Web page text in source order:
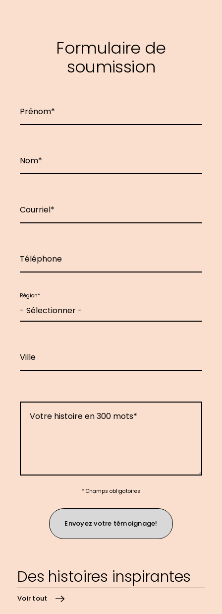
Formulaire de
soumission
Champs obligatoires
Prénom
Nom
Courriel
Téléphone
Région
Ville
Votre histoire en 300 mots
Envoyez votre témoignage!
Des histoires inspirantes
Voir tout